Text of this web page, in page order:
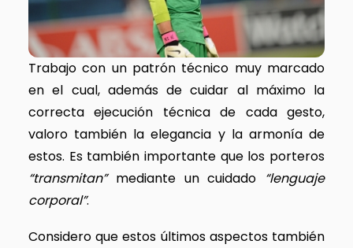
Trabajo con un patrón técnico muy marcado
en el cual, además de cuidar al máximo la
correcta ejecución técnica de cada gesto,
valoro también la elegancia y la armonía de
estos. Es también importante que los porteros
“transmitan”mediante un cuidado “lenguaje
corporal”.
Considero que estos últimos aspectos también